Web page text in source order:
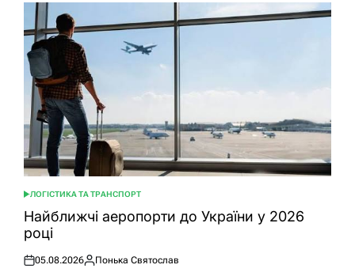
ОПУБЛІКУВАТИ
У
ЛОГІСТИКА ТА ТРАНСПОРТ
Найближчі аеропорти до України у 2026
році
Оприлюднено
05.08.2026
Опубліковано
Понька Святослав